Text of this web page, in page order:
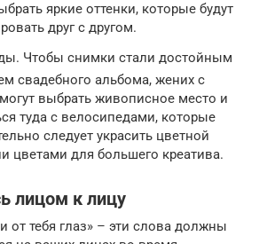
яркие оттенки, которые будут
друг с другом.
Чтобы снимки стали достойным
свадебного альбома, жених с
выбрать живописное место и
туда с велосипедами, которые
следует украсить цветной
цветами для большего креатива.
лицом к лицу
от тебя глаз» – эти слова должны